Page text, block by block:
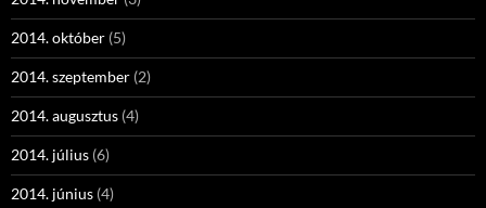
2014. október (5)
2014. szeptember (2)
2014. augusztus (4)
2014. július (6)
2014. június (4)